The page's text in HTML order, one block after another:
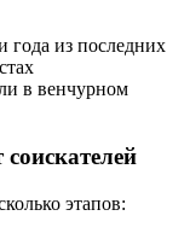
года из последних
в венчурном
этапов: